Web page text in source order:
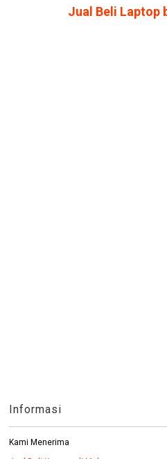
Jual Beli Laptop
Informasi
Kami Menerima